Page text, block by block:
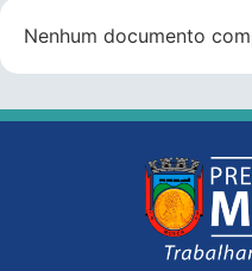
Nenhum documento